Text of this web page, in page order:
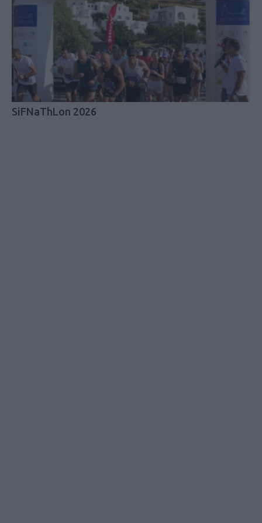
SiFNaThLon 2026